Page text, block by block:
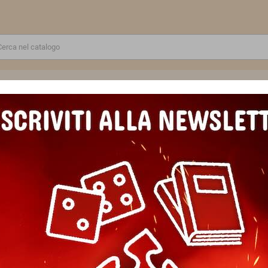
SCUOLA E TEMPO LIBERO
ravensburger UNA SERA AD AMSTERDAM panorama 1000
PUZZLE ravensburger UNA
1000 PEZZI 98 x 37,5 cm
Marca
Ravensburger
Riferimento
4005555004462
In magazzino
1 Articolo